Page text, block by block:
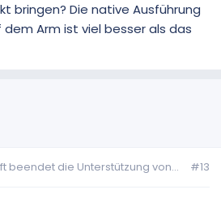
bringen? Die native Ausführung
Arm ist viel besser als das
beendet die Unterstützung von... #13